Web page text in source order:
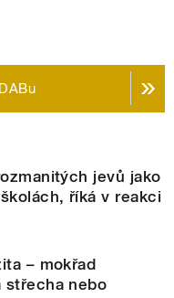
jevů jako
říká v reakci
– mokřad
střecha nebo